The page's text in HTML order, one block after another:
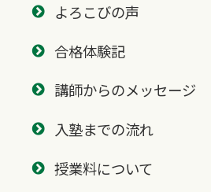
よろこびの声
合格体験記
講師からのメッセージ
入塾までの流れ
授業料について